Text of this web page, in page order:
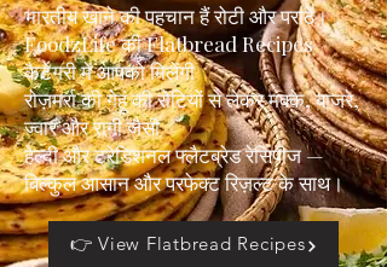
भारतीय खाने की पहचान हैं रोटी और पराठे।
FoodzLife की Flatbread Recipes
कैटेगरी में आपको मिलेंगी
रोज़मर्रा की गेहूं की रोटियों से लेकर मक्के, बाजरे,
ज्वार और रागी जैसी
हेल्दी और ट्रेडिशनल फ्लैटब्रेड रेसिपीज —
बिल्कुल आसान और परफेक्ट रिज़ल्ट के साथ।
👉 View Flatbread Recipes